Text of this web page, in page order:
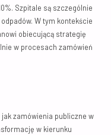
Szpitale są szczególnie
W tym kontekście
obiecującą strategię
w procesach zamówień
jak zamówienia publiczne w
w kierunku